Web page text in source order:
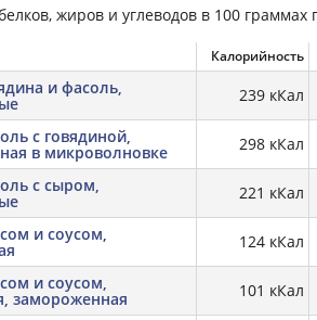
жиров и углеводов в 100 граммах
Калорийность
и фасоль, 239 кКал
с говядиной,
в микроволновке 298 кКал
с сыром,
221 кКал
и соусом,
124 кКал
и соусом,
замороженная 101 кКал